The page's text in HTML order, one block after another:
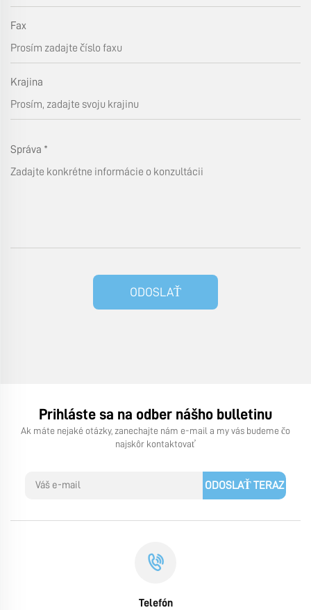
Fax
Krajina
Správa *
ODOSLAŤ
Prihláste sa na odber nášho bulletinu
Ak máte nejaké otázky, zanechajte nám e-mail a my vás budeme čo
najskôr kontaktovať
ODOSLAŤ TERAZ
Telefón